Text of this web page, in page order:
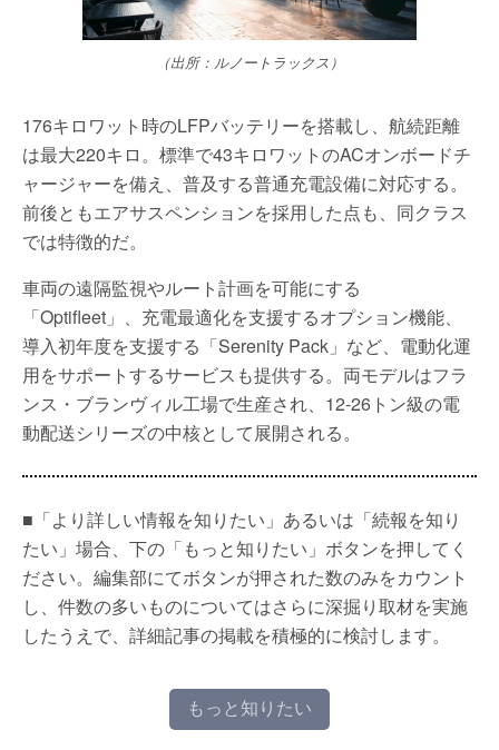
（出所：ルノートラックス）
176キロワット時のLFPバッテリーを搭載し、航続距離
は最大220キロ。標準で43キロワットのACオンボードチ
ャージャーを備え、普及する普通充電設備に対応する。
前後ともエアサスペンションを採用した点も、同クラス
では特徴的だ。
車両の遠隔監視やルート計画を可能にする
「Optifleet」、充電最適化を支援するオプション機能、
導入初年度を支援する「Serenity Pack」など、電動化運
用をサポートするサービスも提供する。両モデルはフラ
ンス・ブランヴィル工場で生産され、12-26トン級の電
動配送シリーズの中核として展開される。
■「より詳しい情報を知りたい」あるいは「続報を知り
たい」場合、下の「もっと知りたい」ボタンを押してく
ださい。編集部にてボタンが押された数のみをカウント
し、件数の多いものについてはさらに深掘り取材を実施
したうえで、詳細記事の掲載を積極的に検討します。
もっと知りたい